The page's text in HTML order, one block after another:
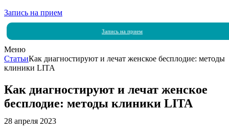
Запись на прием
Запись на прием
Меню
СтатьиКак диагностируют и лечат женское бесплодие: методы
клиники LITA
Как диагностируют и лечат женское
бесплодие: методы клиники LITA
28 апреля 2023